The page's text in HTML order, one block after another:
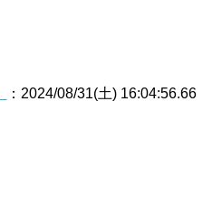
：2024/08/31(土) 16:04:56.66